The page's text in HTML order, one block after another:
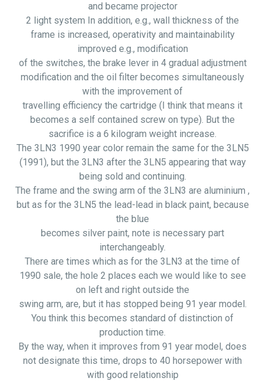
and became projector
2 light system In addition, e.g., wall thickness of the
frame is increased, operativity and maintainability
improved e.g., modification
of the switches, the brake lever in 4 gradual adjustment
modification and the oil filter becomes simultaneously
with the improvement of
travelling efficiency the cartridge (I think that means it
becomes a self contained screw on type). But the
sacrifice is a 6 kilogram weight increase.
The 3LN3 1990 year color remain the same for the 3LN5
(1991), but the 3LN3 after the 3LN5 appearing that way
being sold and continuing.
The frame and the swing arm of the 3LN3 are aluminium ,
but as for the 3LN5 the lead-lead in black paint, because
the blue
becomes silver paint, note is necessary part
interchangeably.
There are times which as for the 3LN3 at the time of
1990 sale, the hole 2 places each we would like to see
on left and right outside the
swing arm, are, but it has stopped being 91 year model.
You think this becomes standard of distinction of
production time.
By the way, when it improves from 91 year model, does
not designate this time, drops to 40 horsepower with
with good relationship